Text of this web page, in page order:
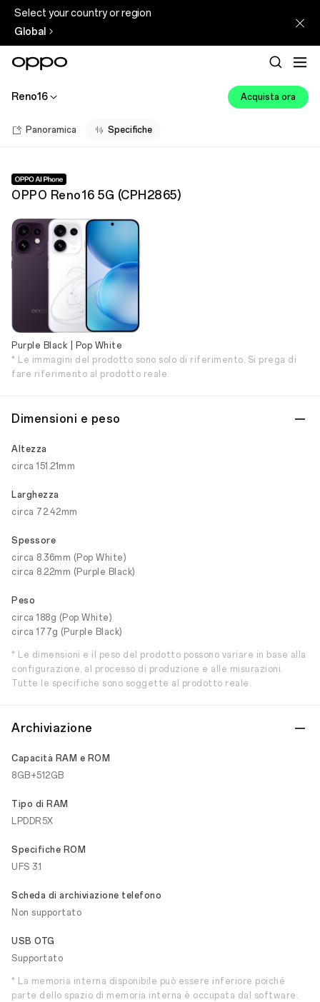
Select your country or region
Global
Reno16 Acquista ora
Panoramica Specifiche
OPPO Reno16 5G (CPH2865)
Purple Black | Pop White
* Le immagini del prodotto sono solo di riferimento. Si prega di
fare riferimento al prodotto reale.
Dimensioni e peso
Altezza
circa 151.21mm
Larghezza
circa 72.42mm
Spessore
circa 8.36mm (Pop White)
circa 8.22mm (Purple Black)
Peso
circa 188g (Pop White)
circa 177g (Purple Black)
* Le dimensioni e il peso del prodotto possono variare in base alla
configurazione, al processo di produzione e alle misurazioni.
Tutte le specifiche sono soggette al prodotto reale.
Archiviazione
Capacità RAM e ROM
8GB+512GB
Tipo di RAM
LPDDR5X
Specifiche ROM
UFS 3.1
Scheda di archiviazione telefono
Non supportato
USB OTG
Supportato
* La memoria interna disponibile può essere inferiore poiché
parte dello spazio di memoria interna è occupata dal software.